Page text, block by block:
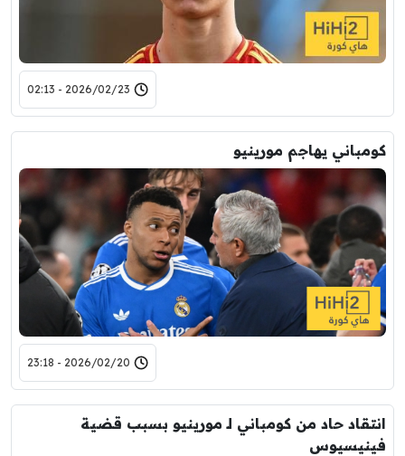
2026/02/23 - 02:13
كومباني يهاجم مورينيو
2026/02/20 - 23:18
انتقاد حاد من كومباني لـ مورينيو بسبب قضية
فينيسيوس